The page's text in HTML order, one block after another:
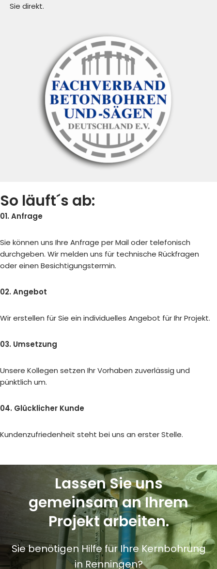
Sie direkt.
So läuft´s ab:
01. Anfrage
Sie können uns Ihre Anfrage per Mail oder telefonisch
durchgeben. Wir melden uns für technische Rückfragen
oder einen Besichtigungstermin.
02. Angebot
Wir erstellen für Sie ein individuelles Angebot für Ihr Projekt.
03. Umsetzung
Unsere Kollegen setzen Ihr Vorhaben zuverlässig und
pünktlich um.
04. Glücklicher Kunde
Kundenzufriedenheit steht bei uns an erster Stelle.
Lassen Sie uns
gemeinsam an Ihrem
Projekt arbeiten.
Sie benötigen Hilfe für Ihre Kernbohrung
in Renningen?